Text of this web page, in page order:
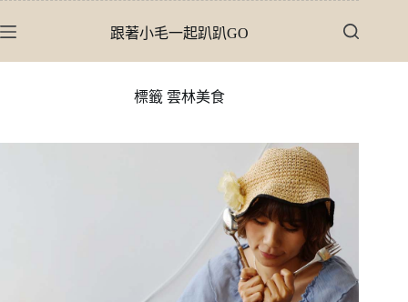
至
跟著小毛一起趴趴GO
標籤 雲林美食